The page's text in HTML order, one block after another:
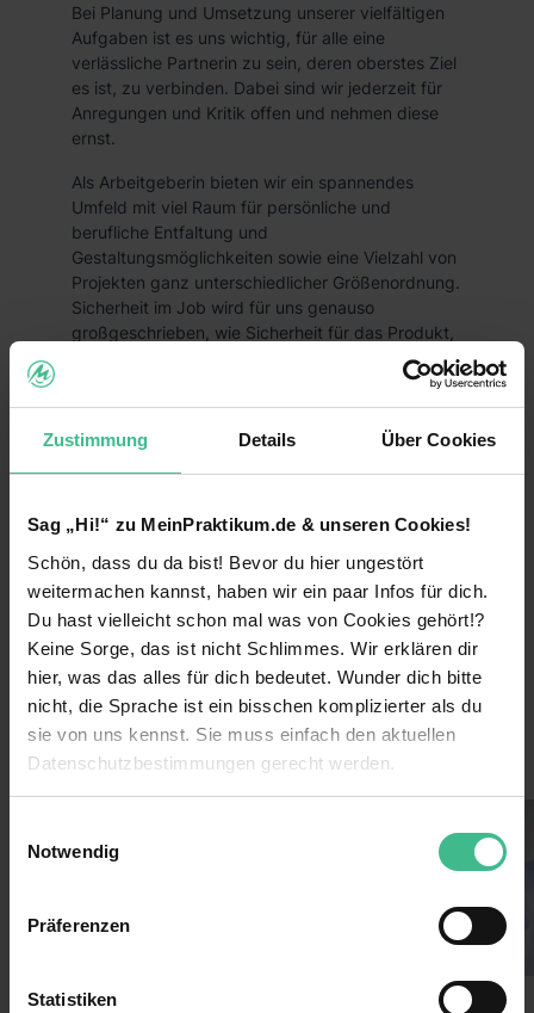
Zustimmung Details Über Cookies
Sag „Hi!“ zu MeinPraktikum.de & unseren Cookies!
Schön, dass du da bist! Bevor du hier ungestört
weitermachen kannst, haben wir ein paar Infos für dich.
Du hast vielleicht schon mal was von Cookies gehört!?
Keine Sorge, das ist nicht Schlimmes. Wir erklären dir
hier, was das alles für dich bedeutet. Wunder dich bitte
nicht, die Sprache ist ein bisschen komplizierter als du
sie von uns kennst. Sie muss einfach den aktuellen
Datenschutzbestimmungen gerecht werden.
Benutzung der Webseite getroffenen Einstellungen zu
Webseite zu analysieren („Statistiken“), um
Notwendig
Präferenzen
Statistiken
Bei Planung und Umsetzung unserer vielfältigen
Aufgaben ist es uns wichtig, für alle eine
verlässliche Partnerin zu sein, deren oberstes Ziel
es ist, zu verbinden. Dabei sind wir jederzeit für
Anregungen und Kritik offen und nehmen diese
ernst.
Als Arbeitgeberin bieten wir ein spannendes
Umfeld mit viel Raum für persönliche und
berufliche Entfaltung und
Gestaltungsmöglichkeiten sowie eine Vielzahl von
Projekten ganz unterschiedlicher Größenordnung.
Sicherheit im Job wird für uns genauso
großgeschrieben, wie Sicherheit für das Produkt,
Einrichtung
Gründungsjahr 2018
14.500
Branche Verkehr, Transport & Logistik
Einblicke ins Unternehmen